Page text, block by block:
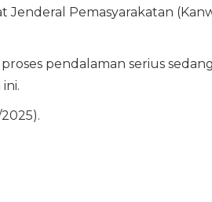
Pemasyarakatan
pendalaman serius sedang